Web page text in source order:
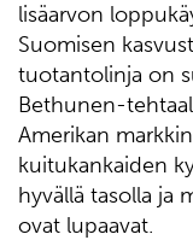
lisäarvon
Suomisen
tuotantolinja on
Bethunen-
Amerikan
kuitukankaiden
hyvällä tasolla ja
ovat lupaavat.